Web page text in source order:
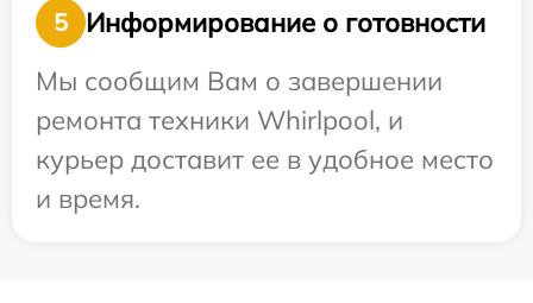
5
Информирование о готовности
Мы сообщим Вам о завершении
ремонта техники Whirlpool, и
курьер доставит ее в удобное место
и время.